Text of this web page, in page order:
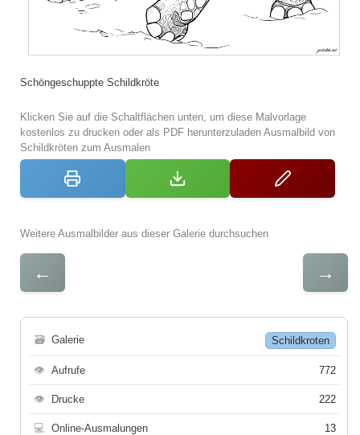
Schöngeschuppte Schildkröte
Klicken Sie auf die Schaltflächen unten, um diese Malvorlage
kostenlos zu drucken oder als PDF herunterzuladen Ausmalbild von
Schildkröten zum Ausmalen
Weitere Ausmalbilder aus dieser Galerie durchsuchen
← →
🗃 Galerie Schildkroten
👁 Aufrufe 772
👁 Drucke 222
💻 Online-Ausmalungen 13